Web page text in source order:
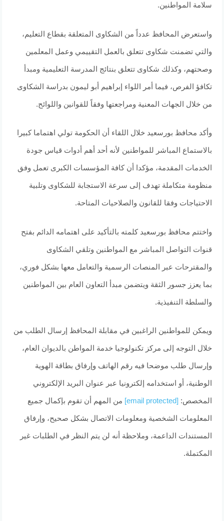
سلامة المواطنين.
واستعرض المحافظ عدداً من الشكاوى المتعلقة بقطاع التعليم،
والتي تضمنت شكاوى تتعلق بالعمل التقييمي وعمل المعلمين
وصحتهم، وكذلك شكاوى تتعلق بنتائج المدرسة التعليمية ومبدأ
تكافؤ الفرص، فيما أمر اللواء إبراهيم أبو ليمون بدراسة الشكاوى
من خلال الجهات المعنية ومراجعتها وفقاً للقوانين واللوائح.
وأكد محافظ بورسعيد خلال اللقاء أن الحكومة تولي اهتماما كبيرا
بالاستماع المباشر للمواطنين لأنه أحد أهم أدوات قياس جودة
الخدمات المقدمة، مؤكدا أن كافة المؤسسات الكبرى تعمل وفق
منظومة متكاملة تهدف إلى سرعة الاستجابة للشكاوى وتلبية
الاحتياجات وفقا للقانون والصلاحيات المتاحة.
واختتم محافظ بورسعيد كلمته بالتأكيد على اهتمامه الدائم بفتح
قنوات التواصل المباشر مع المواطنين وتلقي الشكاوى
والمقترحات عبر المنصات الرسمية والتعامل معها بشكل فوري،
بما يعزز جسور الثقة ويتضمن مبدأ التعاون العام بين المواطنين
والسلطة التنفيذية.
ويمكن للمواطنين الراغبين في مقابلة المحافظ إرسال الطلب من
خلال التوجه إلى مركز تكنولوجيا خدمة المواطن بالديوان العام،
وإرسال طلب موضحا فيه رقم الهاتف وإرفاق بطاقة الهوية
الوطنية، أو استخدامه إلكترونيا عبر عنوان البريد الإلكتروني
المخصص: [email protected] من المهم أن تقوم بإكمال جميع
المعلومات الشخصية ومعلومات الاتصال بشكل صحيح، وإرفاق
المستندات الداعمة، وملاحظة أنه لن يتم النظر في الطلبات غير
المكتملة.